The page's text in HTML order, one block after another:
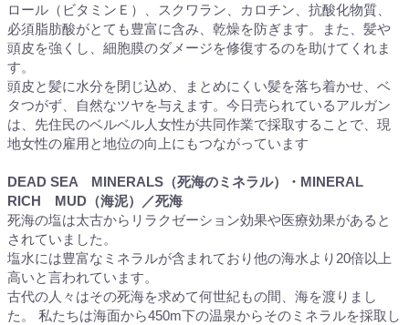
ロール（ビタミンＥ）、スクワラン、カロチン、抗酸化物質、
必須脂肪酸がとても豊富に含み、乾燥を防ぎます。また、髪や
頭皮を強くし、細胞膜のダメージを修復するのを助けてくれま
す。
頭皮と髪に水分を閉じ込め、まとめにくい髪を落ち着かせ、ベ
タつがず、自然なツヤを与えます。今日売られているアルガン
は、先住民のベルベル人女性が共同作業で採取することで、現
地女性の雇用と地位の向上にもつながっています
DEAD SEA MINERALS（死海のミネラル）・MINERAL
RICH MUD（海泥）／死海
死海の塩は太古からリラクゼーション効果や医療効果があると
されていました。
塩水には豊富なミネラルが含まれており他の海水より20倍以上
高いと言われています。
古代の人々はその死海を求めて何世紀もの間、海を渡りまし
た。 私たちは海面から450m下の温泉からそのミネラルを採取し